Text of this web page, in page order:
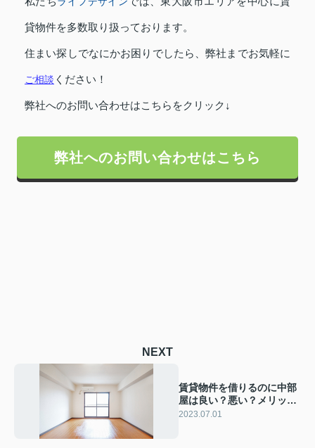
貸物件を多数取り扱っております。
住まい探しでなにかお困りでしたら、弊社までお気軽に
ご相談 ください！
弊社へのお問い合わせはこちらをクリック↓
弊社へのお問い合わせはこちら
NEXT
賃貸物件を借りるのに中部
屋は良い？悪い？メリット
とデメリットをご紹介
2023.07.01